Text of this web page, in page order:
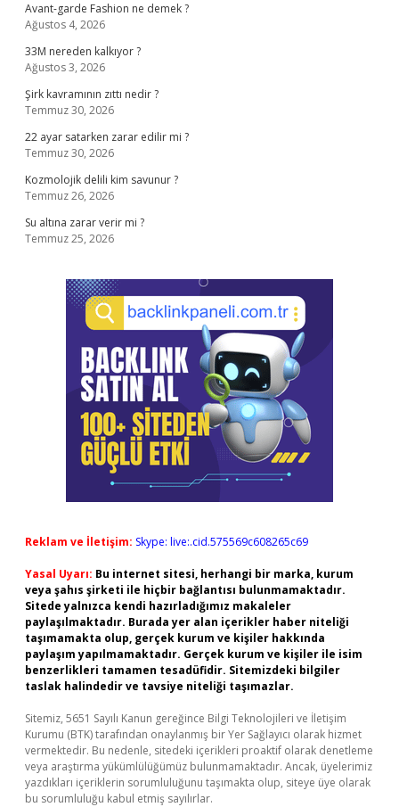
Avant-garde Fashion ne demek ?
Ağustos 4, 2026
33M nereden kalkıyor ?
Ağustos 3, 2026
Şirk kavramının zıttı nedir ?
Temmuz 30, 2026
22 ayar satarken zarar edilir mi ?
Temmuz 30, 2026
Kozmolojik delili kim savunur ?
Temmuz 26, 2026
Su altına zarar verir mi ?
Temmuz 25, 2026
Reklam ve İletişim: Skype: live:.cid.575569c608265c69
Yasal Uyarı: Bu internet sitesi, herhangi bir marka, kurum
veya şahıs şirketi ile hiçbir bağlantısı bulunmamaktadır.
Sitede yalnızca kendi hazırladığımız makaleler
paylaşılmaktadır. Burada yer alan içerikler haber niteliği
taşımamakta olup, gerçek kurum ve kişiler hakkında
paylaşım yapılmamaktadır. Gerçek kurum ve kişiler ile isim
benzerlikleri tamamen tesadüfidir. Sitemizdeki bilgiler
taslak halindedir ve tavsiye niteliği taşımazlar.
Sitemiz, 5651 Sayılı Kanun gereğince Bilgi Teknolojileri ve İletişim
Kurumu (BTK) tarafından onaylanmış bir Yer Sağlayıcı olarak hizmet
vermektedir. Bu nedenle, sitedeki içerikleri proaktif olarak denetleme
veya araştırma yükümlülüğümüz bulunmamaktadır. Ancak, üyelerimiz
yazdıkları içeriklerin sorumluluğunu taşımakta olup, siteye üye olarak
bu sorumluluğu kabul etmiş sayılırlar.